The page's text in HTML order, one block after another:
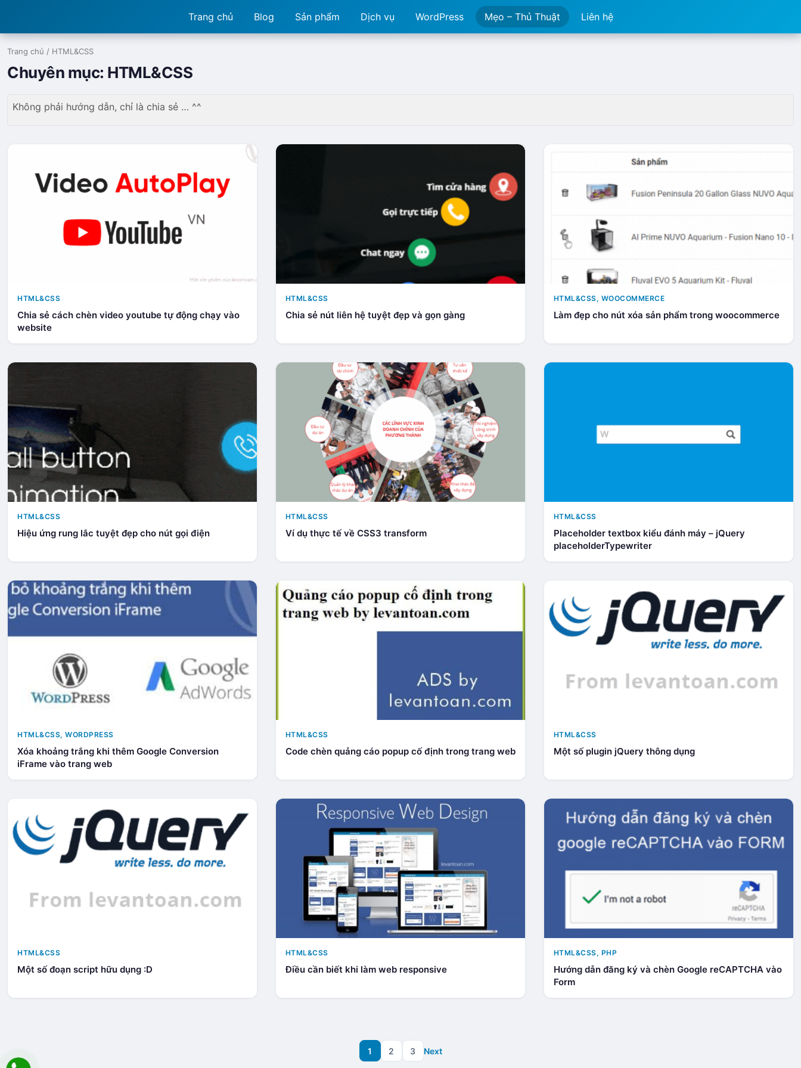
Trang chủ Blog Sản phẩm Dịch vụ WordPress Mẹo – Thủ Thuật Liên hệ
Trang chủ / HTML&CSS
Chuyên mục: HTML&CSS
Không phải hướng dẫn, chỉ là chia sẻ … ^^
HTML&CSS
Chia sẻ cách chèn video youtube tự động chạy vào
website
HTML&CSS
Chia sẻ nút liên hệ tuyệt đẹp và gọn gàng
HTML&CSS, WOOCOMMERCE
Làm đẹp cho nút xóa sản phẩm trong woocommerce
HTML&CSS
Hiệu ứng rung lắc tuyệt đẹp cho nút gọi điện
HTML&CSS
Ví dụ thực tế về CSS3 transform
HTML&CSS
Placeholder textbox kiểu đánh máy – jQuery
placeholderTypewriter
HTML&CSS, WORDPRESS
Xóa khoảng trắng khi thêm Google Conversion
iFrame vào trang web
HTML&CSS
Code chèn quảng cáo popup cố định trong trang web
HTML&CSS
Một số plugin jQuery thông dụng
HTML&CSS
Một số đoạn script hữu dụng :D
HTML&CSS
Điều cần biết khi làm web responsive
HTML&CSS, PHP
Hướng dẫn đăng ký và chèn Google reCAPTCHA vào
Form
1 2 3 Next